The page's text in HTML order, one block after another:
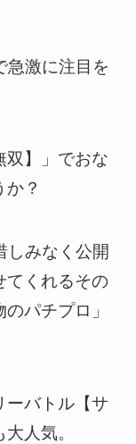
急激に注目を
双】」でおな
？
しみなく公開
てくれるその
パチプロ」
ーバトル【サ
人気。